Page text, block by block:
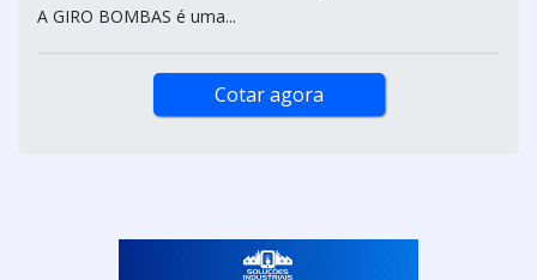
A GIRO BOMBAS é uma...
Cotar agora